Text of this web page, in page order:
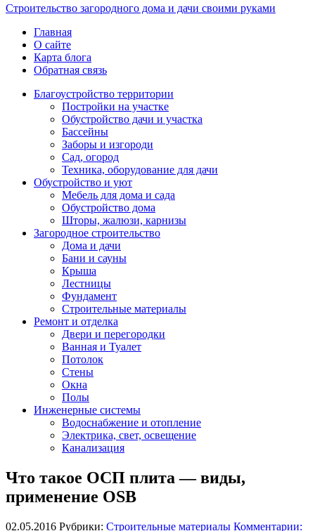
Строительство загородного дома и дачи своими руками
Главная
О сайте
Карта блога
Обратная связь
Благоустройство территории
Постройки на участке
Обустройство дачи и участка
Бассейны
Заборы и изгороди
Сад, огород
Техника, оборудование для дачи
Обустройство и уют
Мебель для дома и сада
Обустройство дома
Шторы, жалюзи, карнизы
Загородное строительство
Дома и дачи
Бани и сауны
Крыша
Лестницы
Фундамент
Строительные материалы
Ремонт и отделка
Двери и перегородки
Ванная и Туалет
Потолок
Стены
Окна
Полы
Инженерные системы
Водоснабжение и отопление
Электрика, свет, освещение
Канализация
Что такое ОСП плита — виды,
применение OSB
02.05.2016 Рубрики: Строительные материалы Комментарии: